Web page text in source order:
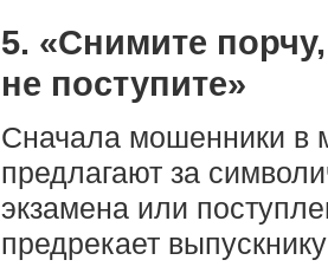
5. «Снимите
не поступите»
Сначала мошенники в
предлагают за
экзамена или
предрекает